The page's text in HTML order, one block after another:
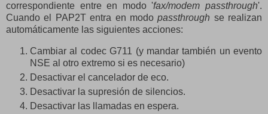
correspondiente entre en modo 'fax/modem passthrough'.
Cuando el PAP2T entra en modopassthrough se realizan
automáticamente las siguientes acciones:
Cambiar al codec G711 (y mandar también un evento
NSE al otro extremo si es necesario)
Desactivar el cancelador de eco.
Desactivar la supresión de silencios.
Desactivar las llamadas en espera.